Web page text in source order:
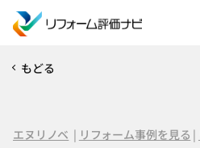
もどる
エヌリノベ | リフォーム事例を見る |